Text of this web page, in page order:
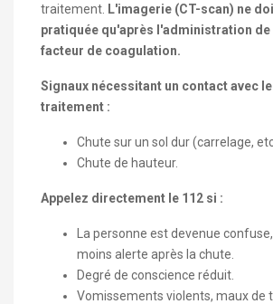
traitement. L'imagerie (CT-scan) ne
pratiquée qu'après l'administration
facteur de coagulation.
Signaux nécessitant un contact avec
traitement :
Chute sur un sol dur (carrelage,
Chute de hauteur.
Appelez directement le 112 si :
La personne est devenue
moins alerte après la chute.
Degré de conscience réduit.
Vomissements violents, maux de